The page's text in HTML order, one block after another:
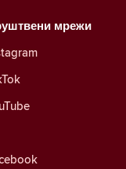
мрежи